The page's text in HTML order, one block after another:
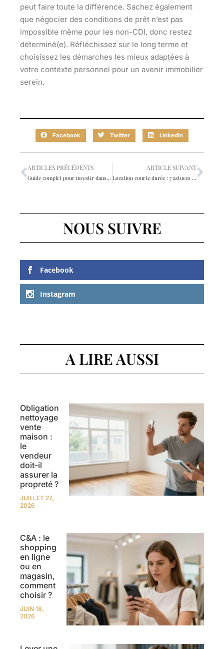
peut faire toute la différence. Sachez également
que négocier des conditions de prêt n’est pas
impossible même pour les non-CDI, donc restez
déterminé(e). Réfléchissez sur le long terme et
choisissez les démarches les mieux adaptées à
votre contexte personnel pour un avenir immobilier
serein.
Facebook Twitter LinkedIn
ARTICLES PRÉCÉDENTS
Guide complet pour investir dans l’immobilier neuf : Conseils pour les débutants
ARTICLE SUIVANT
Location courte durée : 7 astuces pour maximiser vos gains immobiliers
NOUS SUIVRE
Facebook
Instagram
A LIRE AUSSI
Obligation
nettoyage
vente
maison :
le
vendeur
doit-il
assurer la
propreté ?
JUILLET 27,
2026
C&A : le
shopping
en ligne
ou en
magasin,
comment
choisir ?
JUIN 18,
2026